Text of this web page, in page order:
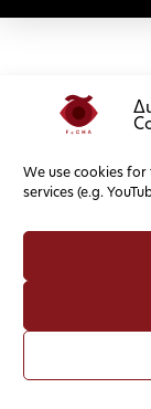
We use cookies
services (e.g.